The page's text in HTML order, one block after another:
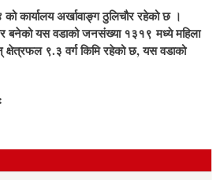
को कार्यालय अर्खावाङ्ग ठुलिचौर रहेको छ ।
बनेको यस वडाको जनसंख्या १३१९ मध्ये महिला
९.३ वर्ग किमि रहेको छ, यस वडाको